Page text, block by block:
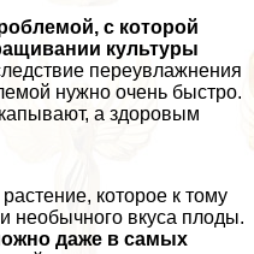
с которой
культуры
переувлажнения
нужно очень быстро.
а здоровым
которое к тому
необычного вкуса плоды.
даже в самых